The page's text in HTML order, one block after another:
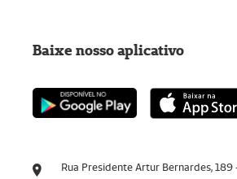
Rua Presidente Artur Bernardes, 189
Baixe nosso aplicativo